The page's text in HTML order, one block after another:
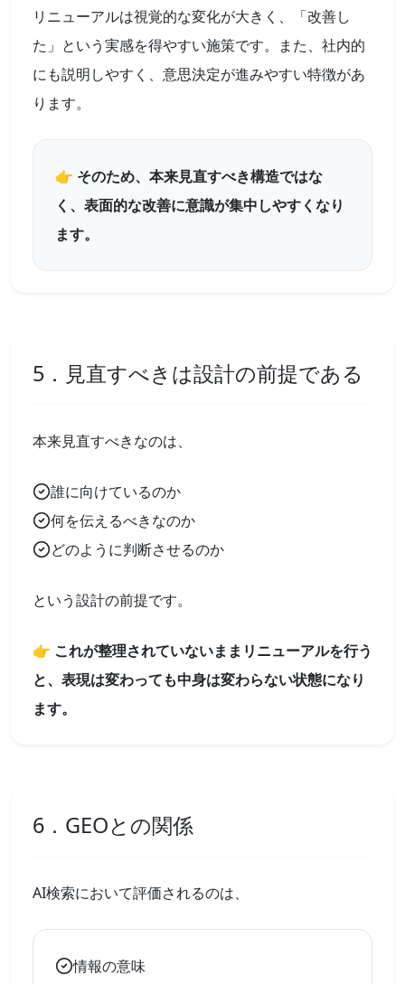
リニューアルは視覚的な変化が大きく、「改善し
た」という実感を得やすい施策です。また、社内的
にも説明しやすく、意思決定が進みやすい特徴があ
ります。
👉 そのため、本来見直すべき構造ではな
く、表面的な改善に意識が集中しやすくなり
ます。
5．見直すべきは設計の前提である
本来見直すべきなのは、
誰に向けているのか
何を伝えるべきなのか
どのように判断させるのか
という設計の前提です。
👉 これが整理されていないままリニューアルを行う
と、表現は変わっても中身は変わらない状態になり
ます。
6．GEOとの関係
AI検索において評価されるのは、
情報の意味